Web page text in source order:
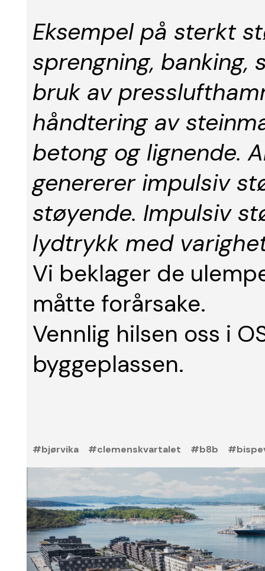
Eksempel på sterkt
sprengning, banking,
bruk av
håndtering av
betong og lignende.
genererer impulsiv
støyende. Impulsiv
lydtrykk med
Vi beklager de
måtte forårsake.
Vennlig hilsen oss i
byggeplassen.
#bjørvika #clemenskvartalet #b8b